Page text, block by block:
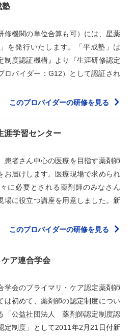
塾
修機関の単位合算も可）には、星薬
を発行いたします。「平成塾」は
制度認証機構』より『生涯研修認定
ロバイダー：G12）として認証され
このプロバイダーの研修を見る
涯学習センター
患者さん中心の医療を目指す薬剤師
お届けします。医療現場で求められ
に必要とされる薬剤師のみなさん
場に役立つ講座を用意しました。新
このプロバイダーの研修を見る
ア連合学会
学会のプライマリ・ケア認定薬剤師
は初めて、薬剤師の認定制度につい
「公益社団法人 薬剤師認定制度認
定制度」として2011年2月21日付新